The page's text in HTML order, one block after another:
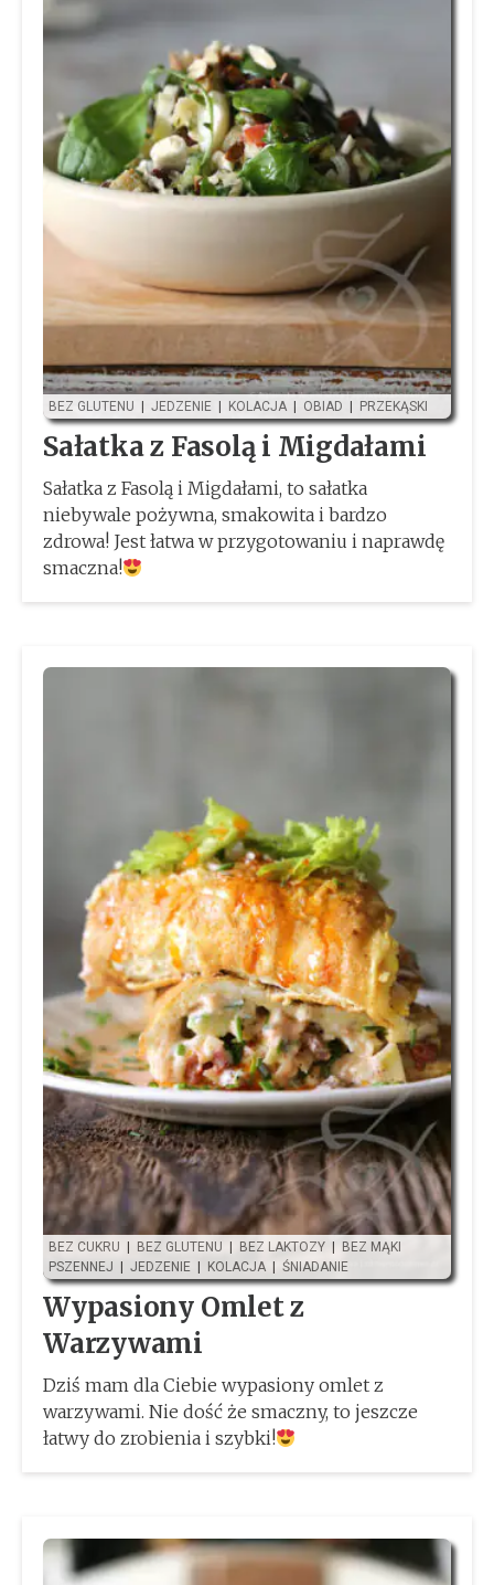
BEZ GLUTENU JEDZENIE KOLACJA OBIAD PRZEKĄSKI
Sałatka z Fasolą i Migdałami
Sałatka z Fasolą i Migdałami, to sałatka
niebywale pożywna, smakowita i bardzo
zdrowa! Jest łatwa w przygotowaniu i naprawdę
smaczna!
BEZ CUKRU BEZ GLUTENU BEZ LAKTOZY
BEZ MĄKI
PSZENNEJ
JEDZENIE KOLACJA ŚNIADANIE
Wypasiony Omlet z
Warzywami
Dziś mam dla Ciebie wypasiony omlet z
warzywami. Nie dość że smaczny, to jeszcze
łatwy do zrobienia i szybki!